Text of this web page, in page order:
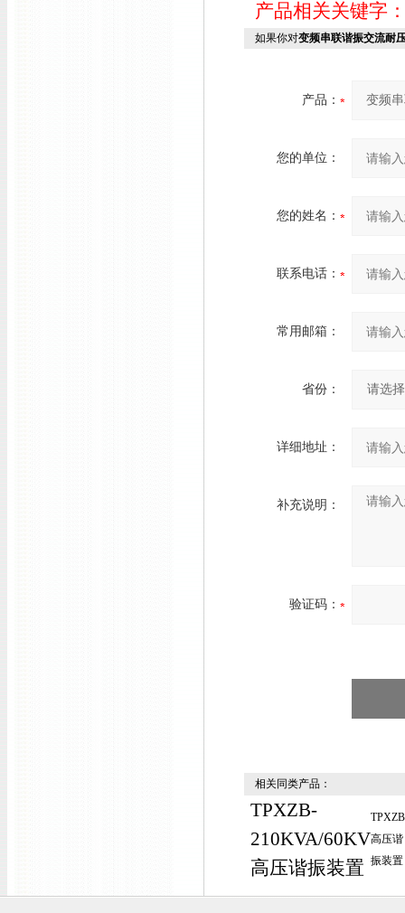
产品相关关键字
如果你对变频串联谐振交流耐
产品：
您的单位：
您的姓名：
联系电话：
常用邮箱：
省份：
详细地址：
补充说明：
验证码：
相关同类产品：
TPXZB-
210KVA/60KV
高压谐振装置
TPXZB
高压谐
振装置